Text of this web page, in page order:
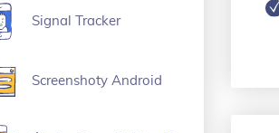
Signal Tracker
Screenshoty Android